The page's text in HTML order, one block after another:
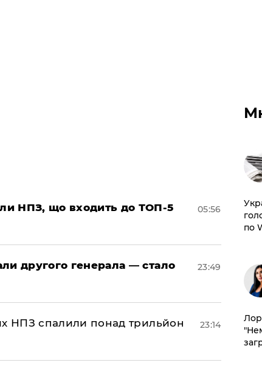
НПЗ, що входить до ТОП-5
05:56
другого генерала — стало
23:49
НПЗ спалили понад трильйон
23:14
по